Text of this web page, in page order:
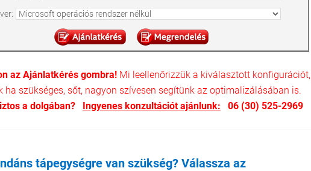
az Ajánlatkérés gombra!Mi leellenőrizzük a kiválasztott konfigurációt,
ha szükséges, sőt, nagyon szívesen segítünk az optimalizálásában is.
a dolgában? Ingyenes konzultációt ajánlunk: 06 (30) 525-2969
tápegységre van szükség? Válassza az